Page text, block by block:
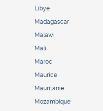
Libye
Madagascar
Malawi
Mali
Maroc
Maurice
Mauritanie
Mozambique